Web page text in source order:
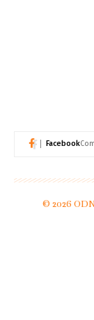
Facebook
© 2026